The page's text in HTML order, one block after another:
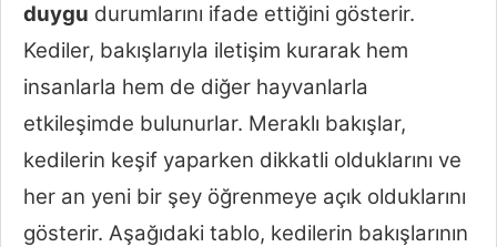
duygu durumlarını ifade ettiğini gösterir.
Kediler, bakışlarıyla iletişim kurarak hem
insanlarla hem de diğer hayvanlarla
etkileşimde bulunurlar. Meraklı bakışlar,
kedilerin keşif yaparken dikkatli olduklarını ve
her an yeni bir şey öğrenmeye açık olduklarını
gösterir. Aşağıdaki tablo, kedilerin bakışlarının